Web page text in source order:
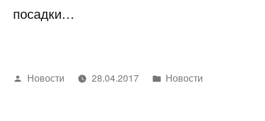
посадки…
Написано
Новости 28.04.2017
Написано
Новости